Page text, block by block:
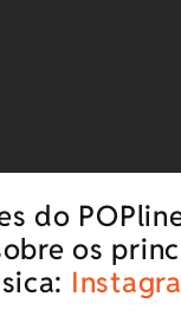
do
os